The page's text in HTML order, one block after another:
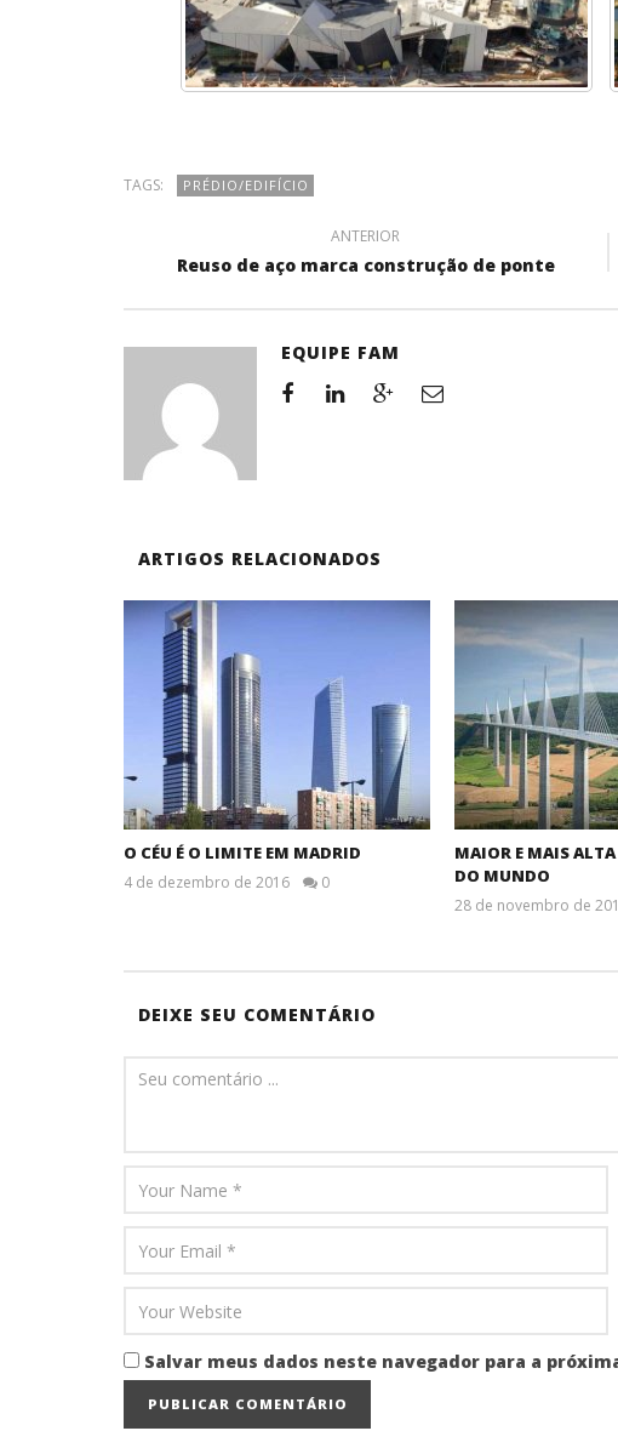
TAGS: PRÉDIO/EDIFÍCIO
ANTERIOR
Reuso de aço marca construção de ponte
EQUIPE FAM
ARTIGOS RELACIONADOS
O CÉU É O LIMITE EM MADRID
4 de dezembro de 2016 0
MAIOR E MAIS
DO MUNDO
28 de novembro de
DEIXE SEU COMENTÁRIO
Salvar meus dados neste navegador para a